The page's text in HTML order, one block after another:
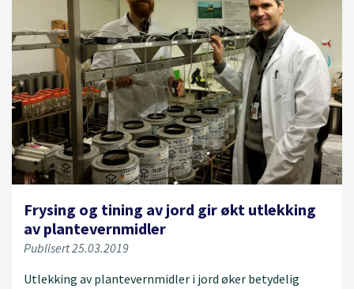
Frysing og tining av jord gir økt utlekking
av plantevernmidler
Publisert 25.03.2019
Utlekking av plantevernmidler i jord øker betydelig